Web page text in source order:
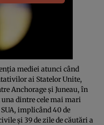
mediei atunci când
ai Statelor Unite,
Anchorage şi Juneau, în
dintre cele mai mari
implicând 40 de
şi 39 de zile de căutări a